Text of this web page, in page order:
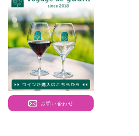
お問い合わせ